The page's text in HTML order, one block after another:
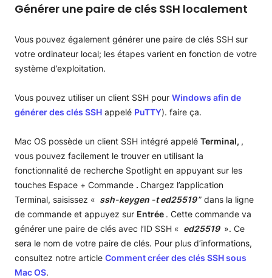
Générer une paire de clés SSH localement
Vous pouvez également générer une paire de clés SSH sur
votre ordinateur local; les étapes varient en fonction de votre
système d’exploitation.
Vous pouvez utiliser un client SSH pour Windows afin de
générer des clés SSH appelé PuTTY). faire ça.
Mac OS possède un client SSH intégré appelé Terminal, ,
vous pouvez facilement le trouver en utilisant la
fonctionnalité de recherche Spotlight en appuyant sur les
touches Espace + Commande . Chargez l’application
Terminal, saisissez « ssh-keygen -t ed25519” dans la ligne
de commande et appuyez sur Entrée . Cette commande va
générer une paire de clés avec l’ID SSH « ed25519 ». Ce
sera le nom de votre paire de clés. Pour plus d’informations,
consultez notre article Comment créer des clés SSH sous
Mac OS.